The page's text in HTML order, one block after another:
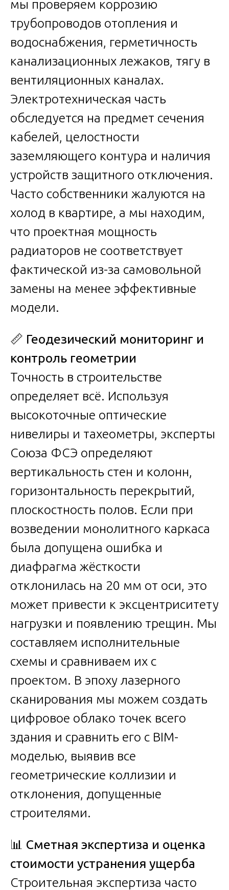
мы проверяем коррозию
трубопроводов отопления и
водоснабжения, герметичность
канализационных лежаков, тягу в
вентиляционных каналах.
Электротехническая часть
обследуется на предмет сечения
кабелей, целостности
заземляющего контура и наличия
устройств защитного отключения.
Часто собственники жалуются на
холод в квартире, а мы находим,
что проектная мощность
радиаторов не соответствует
фактической из-за самовольной
замены на менее эффективные
модели.
📏 Геодезический мониторинг и
контроль геометрии
Точность в строительстве
определяет всё. Используя
высокоточные оптические
нивелиры и тахеометры, эксперты
Союза ФСЭ определяют
вертикальность стен и колонн,
горизонтальность перекрытий,
плоскостность полов. Если при
возведении монолитного каркаса
была допущена ошибка и
диафрагма жёсткости
отклонилась на 20 мм от оси, это
может привести к эксцентриситету
нагрузки и появлению трещин. Мы
составляем исполнительные
схемы и сравниваем их с
проектом. В эпоху лазерного
сканирования мы можем создать
цифровое облако точек всего
здания и сравнить его с BIM-
моделью, выявив все
геометрические коллизии и
отклонения, допущенные
строителями.
📊 Сметная экспертиза и оценка
стоимости устранения ущерба
Строительная экспертиза часто